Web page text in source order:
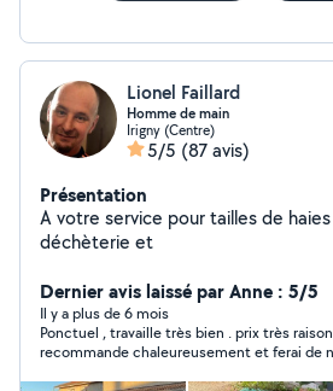
Lionel Faillard
Homme de main
Irigny (Centre)
5/5 (87 avis)
Présentation
A votre service pour tailles de
déchèterie et
Dernier avis laissé par Anne : 5/5
Il y a plus de 6 mois
Ponctuel , travaille très bien . prix très
recommande chaleureusement et ferai de nouveau